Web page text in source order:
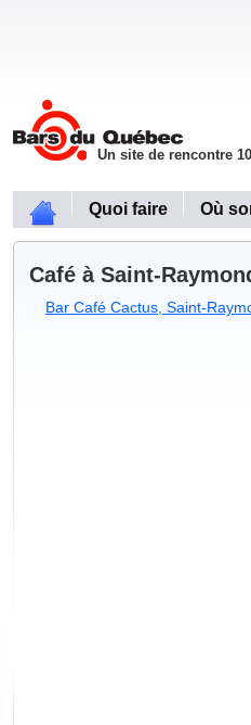
Un site de rencontre
Quoi faire Où
Café à Saint-
Bar Café Cactus, Saint-